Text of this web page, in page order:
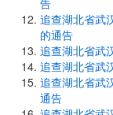
告
追查湖北省武
的通告
追查湖北省武
追查湖北省武
追查湖北省武
通告